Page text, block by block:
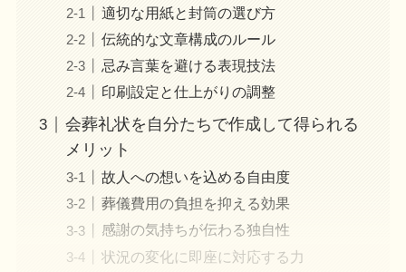
適切な用紙と封筒の選び方
伝統的な文章構成のルール
忌み言葉を避ける表現技法
印刷設定と仕上がりの調整
会葬礼状を自分たちで作成して得られる
メリット
故人への想いを込める自由度
葬儀費用の負担を抑える効果
感謝の気持ちが伝わる独自性
状況の変化に即座に対応する力